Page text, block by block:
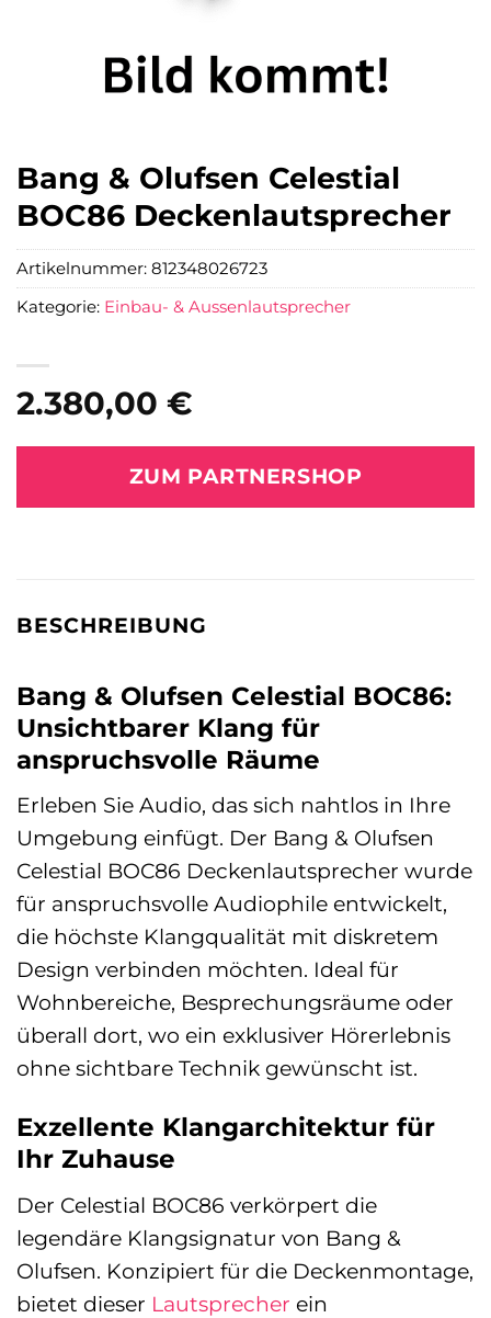
Bang & Olufsen Celestial
BOC86 Deckenlautsprecher
2.380,00 €
ZUM PARTNERSHOP
Artikelnummer: 812348026723
Kategorie: Einbau- & Aussenlautsprecher
BESCHREIBUNG
Bang & Olufsen Celestial BOC86:
Unsichtbarer Klang für
anspruchsvolle Räume
Erleben Sie Audio, das sich nahtlos in Ihre
Umgebung einfügt. Der Bang & Olufsen
Celestial BOC86 Deckenlautsprecher wurde
für anspruchsvolle Audiophile entwickelt,
die höchste Klangqualität mit diskretem
Design verbinden möchten. Ideal für
Wohnbereiche, Besprechungsräume oder
überall dort, wo ein exklusiver Hörerlebnis
ohne sichtbare Technik gewünscht ist.
Exzellente Klangarchitektur für
Ihr Zuhause
Der Celestial BOC86 verkörpert die
legendäre Klangsignatur von Bang &
Olufsen. Konzipiert für die Deckenmontage,
bietet dieser Lautsprecher ein